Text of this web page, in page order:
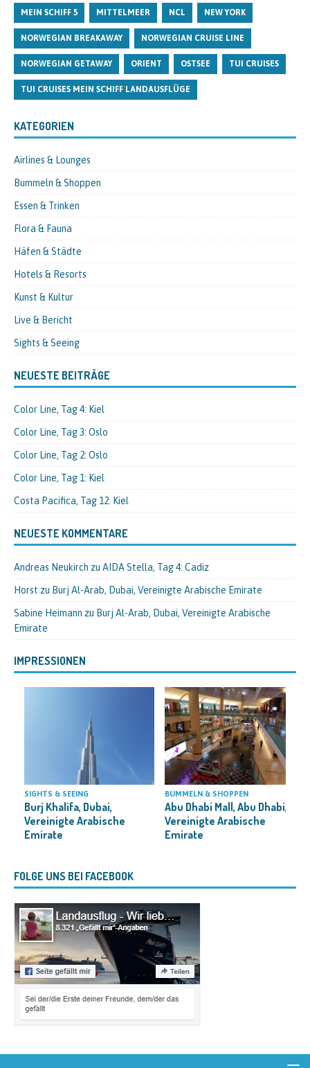
MEIN SCHIFF 5 MITTELMEER NCL NEW YORK
NORWEGIAN BREAKAWAY NORWEGIAN CRUISE LINE
NORWEGIAN GETAWAY ORIENT OSTSEE TUI CRUISES
TUI CRUISES MEIN SCHIFF LANDAUSFLÜGE
KATEGORIEN
Airlines & Lounges
Bummeln & Shoppen
Essen & Trinken
Flora & Fauna
Häfen & Städte
Hotels & Resorts
Kunst & Kultur
Live & Bericht
Sights & Seeing
NEUESTE BEITRÄGE
Color Line, Tag 4: Kiel
Color Line, Tag 3: Oslo
Color Line, Tag 2: Oslo
Color Line, Tag 1: Kiel
Costa Pacifica, Tag 12: Kiel
NEUESTE KOMMENTARE
Andreas Neukirch zu AIDA Stella, Tag 4: Cadiz
Horst zu Burj Al-Arab, Dubai, Vereinigte Arabische Emirate
Sabine Heimann zu Burj Al-Arab, Dubai, Vereinigte Arabische
Emirate
IMPRESSIONEN
SIGHTS & SEEING
Burj Khalifa, Dubai,
Vereinigte Arabische
Emirate
BUMMELN & SHOPPEN
Abu Dhabi Mall, Abu Dhabi,
Vereinigte Arabische
Emirate
FOLGE UNS BEI FACEBOOK